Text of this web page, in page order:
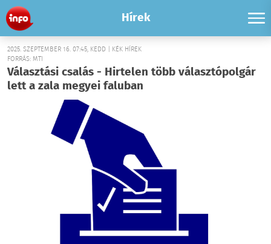
Hírek
2025. SZEPTEMBER 16. 07:45, KEDD | KÉK HÍREK
FORRÁS: MTI
Választási csalás - Hirtelen több választópolgár
lett a zala megyei faluban